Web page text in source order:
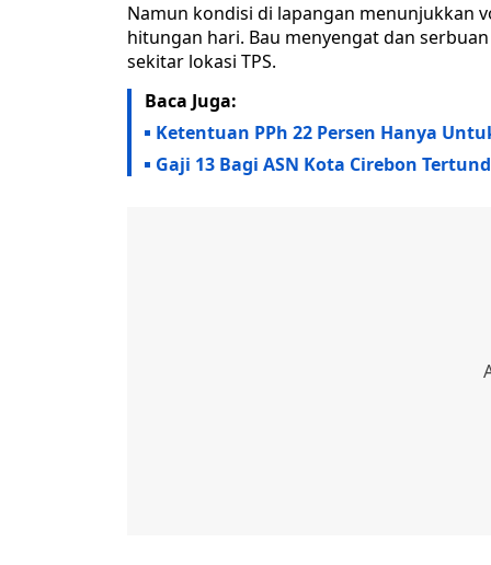
Namun kondisi di lapangan menunjukkan
hitungan hari. Bau menyengat dan
sekitar lokasi TPS. ‎
Baca Juga:
Ketentuan PPh 22 Persen Hanya
Gaji 13 Bagi ASN Kota Cirebon